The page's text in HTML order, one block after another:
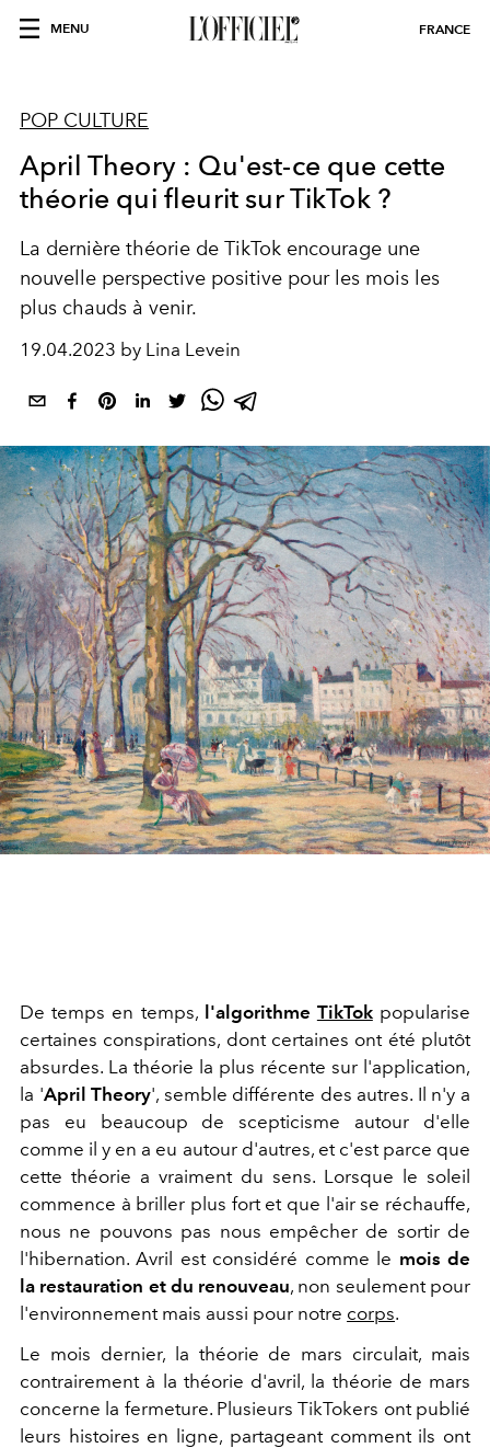
MENU FRANCE
POP CULTURE
April Theory : Qu'est-ce que cette
théorie qui fleurit sur TikTok ?
La dernière théorie de TikTok encourage une
nouvelle perspective positive pour les mois les
plus chauds à venir.
19.04.2023 by Lina Levein
De temps en temps, l'algorithme TikTok popularise
certaines conspirations, dont certaines ont été plutôt
absurdes. La théorie la plus récente sur l'application,
la 'April Theory', semble différente des autres. Il n'y a
pas eu beaucoup de scepticisme autour d'elle
comme il y en a eu autour d'autres, et c'est parce que
cette théorie a vraiment du sens. Lorsque le soleil
commence à briller plus fort et que l'air se réchauffe,
nous ne pouvons pas nous empêcher de sortir de
l'hibernation. Avril est considéré comme le mois de
la restauration et du renouveau, non seulement pour
l'environnement mais aussi pour notre corps.
Le mois dernier, la théorie de mars circulait, mais
contrairement à la théorie d'avril, la théorie de mars
concerne la fermeture. Plusieurs TikTokers ont publié
leurs histoires en ligne, partageant comment ils ont